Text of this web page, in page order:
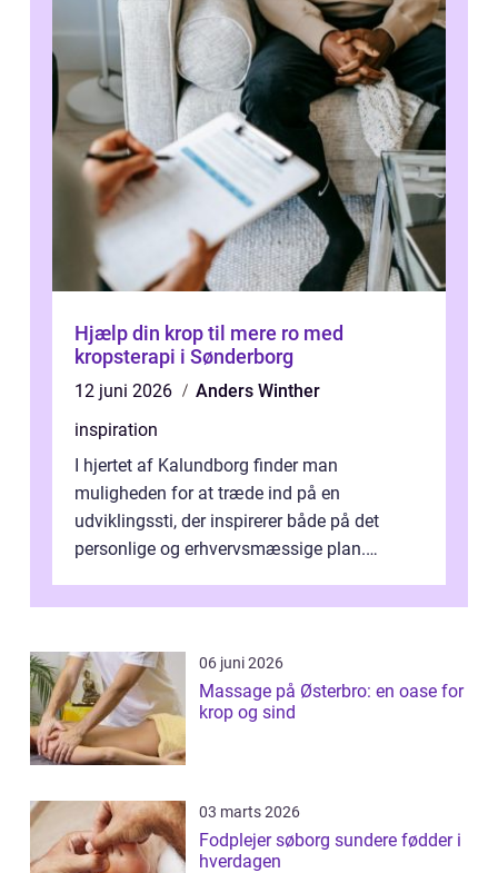
Hjælp din krop til mere ro med
kropsterapi i Sønderborg
12 juni 2026
Anders Winther
inspiration
I hjertet af Kalundborg finder man
muligheden for at træde ind på en
udviklingssti, der inspirerer både på det
personlige og erhvervsmæssige plan.
indebærer...
06 juni 2026
Massage på Østerbro: en oase for
krop og sind
03 marts 2026
Fodplejer søborg sundere fødder i
hverdagen